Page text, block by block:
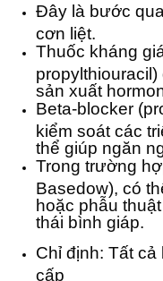
Đây là bước
cơn liệt.
Thuốc kháng
sản xuất
Beta-blocker
kiểm soát các
thể giúp ngăn
Trong trường
Basedow), có
hoặc phẫu
thái bình giáp.
Chỉ định: Tất
cấp